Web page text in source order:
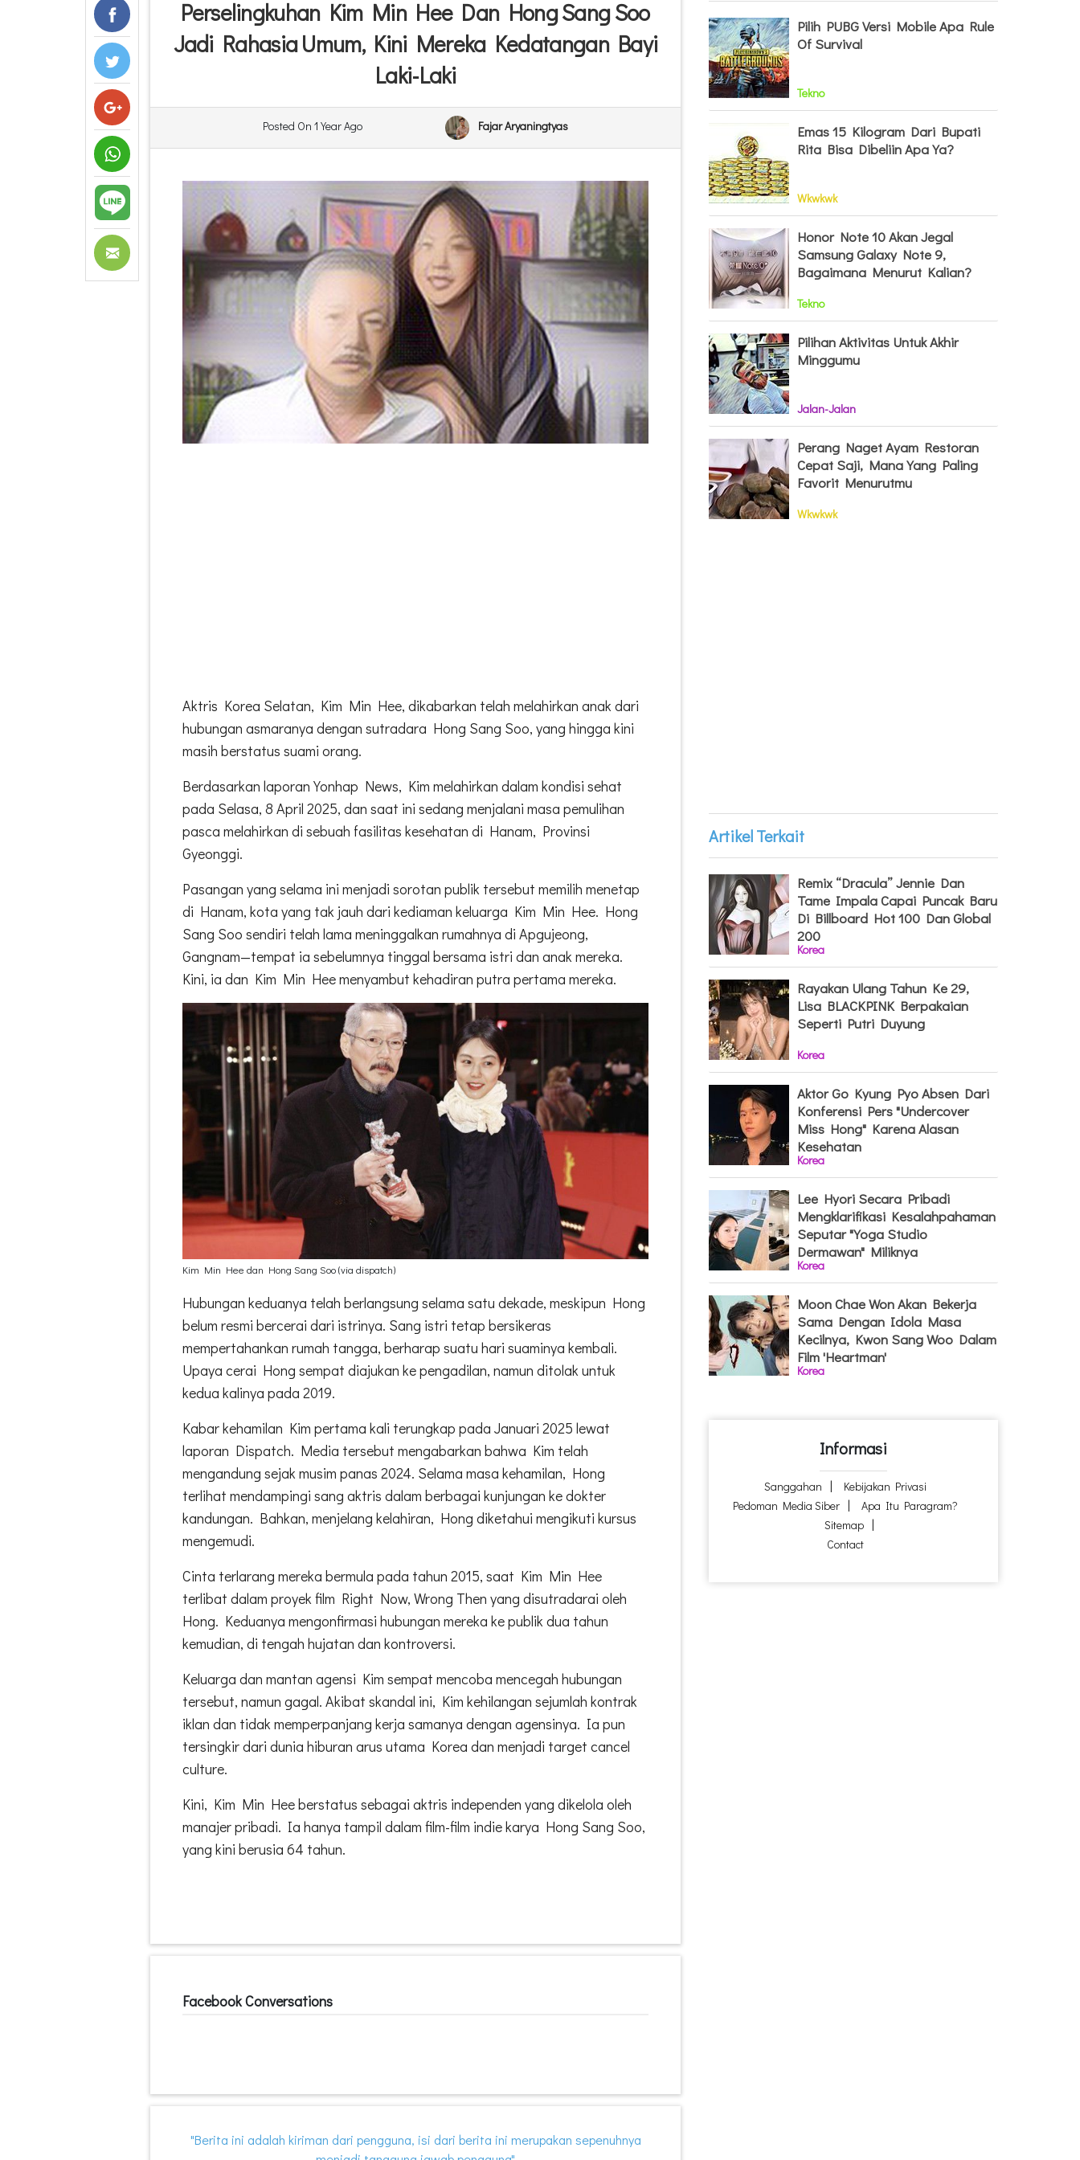
Perselingkuhan Kim Min Hee Dan Hong Sang Soo
Jadi Rahasia Umum, Kini Mereka Kedatangan Bayi
Laki-Laki
Posted On 1 Year Ago Fajar Aryaningtyas
Aktris Korea Selatan, Kim Min Hee, dikabarkan telah melahirkan anak dari
hubungan asmaranya dengan sutradara Hong Sang Soo, yang hingga kini
masih berstatus suami orang.
Berdasarkan laporan Yonhap News, Kim melahirkan dalam kondisi sehat
pada Selasa, 8 April 2025, dan saat ini sedang menjalani masa pemulihan
pasca melahirkan di sebuah fasilitas kesehatan di Hanam, Provinsi
Gyeonggi.
Pasangan yang selama ini menjadi sorotan publik tersebut memilih menetap
di Hanam, kota yang tak jauh dari kediaman keluarga Kim Min Hee. Hong
Sang Soo sendiri telah lama meninggalkan rumahnya di Apgujeong,
Gangnam—tempat ia sebelumnya tinggal bersama istri dan anak mereka.
Kini, ia dan Kim Min Hee menyambut kehadiran putra pertama mereka.
Kim Min Hee dan Hong Sang Soo (via dispatch)
Hubungan keduanya telah berlangsung selama satu dekade, meskipun Hong
belum resmi bercerai dari istrinya. Sang istri tetap bersikeras
mempertahankan rumah tangga, berharap suatu hari suaminya kembali.
Upaya cerai Hong sempat diajukan ke pengadilan, namun ditolak untuk
kedua kalinya pada 2019.
Kabar kehamilan Kim pertama kali terungkap pada Januari 2025 lewat
laporan Dispatch. Media tersebut mengabarkan bahwa Kim telah
mengandung sejak musim panas 2024. Selama masa kehamilan, Hong
terlihat mendampingi sang aktris dalam berbagai kunjungan ke dokter
kandungan. Bahkan, menjelang kelahiran, Hong diketahui mengikuti kursus
mengemudi.
Cinta terlarang mereka bermula pada tahun 2015, saat Kim Min Hee
terlibat dalam proyek film Right Now, Wrong Then yang disutradarai oleh
Hong. Keduanya mengonfirmasi hubungan mereka ke publik dua tahun
kemudian, di tengah hujatan dan kontroversi.
Keluarga dan mantan agensi Kim sempat mencoba mencegah hubungan
tersebut, namun gagal. Akibat skandal ini, Kim kehilangan sejumlah kontrak
iklan dan tidak memperpanjang kerja samanya dengan agensinya. Ia pun
tersingkir dari dunia hiburan arus utama Korea dan menjadi target cancel
culture.
Kini, Kim Min Hee berstatus sebagai aktris independen yang dikelola oleh
manajer pribadi. Ia hanya tampil dalam film-film indie karya Hong Sang Soo,
yang kini berusia 64 tahun.
Facebook Conversations
"Berita ini adalah kiriman dari pengguna, isi dari berita ini merupakan sepenuhnya
Pilih PUBG Versi Mobile Apa Rule
Of Survival
Tekno
Emas 15 Kilogram Dari Bupati
Rita Bisa Dibeliin Apa Ya?
Wkwkwk
Honor Note 10 Akan Jegal
Samsung Galaxy Note 9,
Bagaimana Menurut Kalian?
Tekno
Pilihan Aktivitas Untuk Akhir
Minggumu
Jalan-Jalan
Perang Naget Ayam Restoran
Cepat Saji, Mana Yang Paling
Favorit Menurutmu
Wkwkwk
Artikel Terkait
Remix “Dracula” Jennie Dan
Tame Impala Capai Puncak Baru
Di Billboard Hot 100 Dan Global
200
Korea
Rayakan Ulang Tahun Ke 29,
Lisa BLACKPINK Berpakaian
Seperti Putri Duyung
Korea
Aktor Go Kyung Pyo Absen Dari
Konferensi Pers "Undercover
Miss Hong" Karena Alasan
Kesehatan
Korea
Lee Hyori Secara Pribadi
Mengklarifikasi Kesalahpahaman
Seputar "Yoga Studio
Dermawan" Miliknya
Korea
Moon Chae Won Akan Bekerja
Sama Dengan Idola Masa
Kecilnya, Kwon Sang Woo Dalam
Film 'Heartman'
Korea
Informasi
Sanggahan
Kebijakan Privasi
Pedoman Media Siber
Apa Itu Paragram?
Sitemap
Contact